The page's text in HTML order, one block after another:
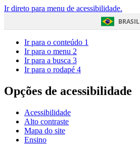
Ir direto para menu de acessibilidade.
BRASIL
Ir para o conteúdo 1
Ir para o menu 2
Ir para a busca 3
Ir para o rodapé 4
Opções de acessibilidade
Acessibilidade
Alto contraste
Mapa do site
Ensino